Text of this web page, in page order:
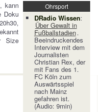
Ohrsport
DRadio Wissen:
Über Gewalt in
Fußballstadien.
Beeindruckendes
Interview mit dem
Journalisten
Christian Rex, der
mit Fans des 1.
FC Köln zum
Auswärtsspiel
nach Mainz
gefahren ist.
(Audio: 9min)
kann
Doku
Size